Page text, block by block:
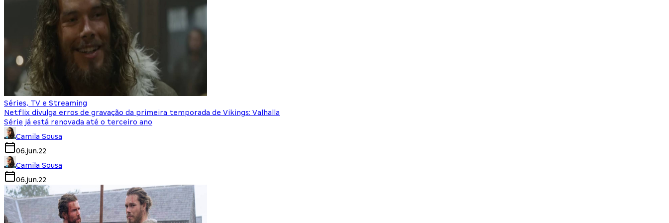
Séries, TV e Streaming
Netflix divulga erros de gravação da primeira temporada de Vikings: Valhalla
Série já está renovada até o terceiro ano
Camila Sousa
06.jun.22
Camila Sousa
06.jun.22